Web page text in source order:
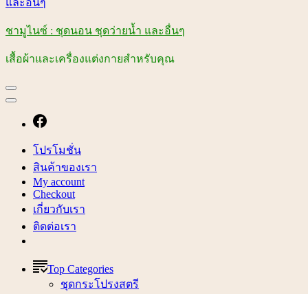
ชามูไนซ์ : ชุดนอน ชุดว่ายน้ำ และอื่นๆ
เสื้อผ้าและเครื่องแต่งกายสำหรับคุณ
โปรโมชั่น
สินค้าของเรา
My account
Checkout
เกี่ยวกับเรา
ติดต่อเรา
Top Categories
ชุดกระโปรงสตรี